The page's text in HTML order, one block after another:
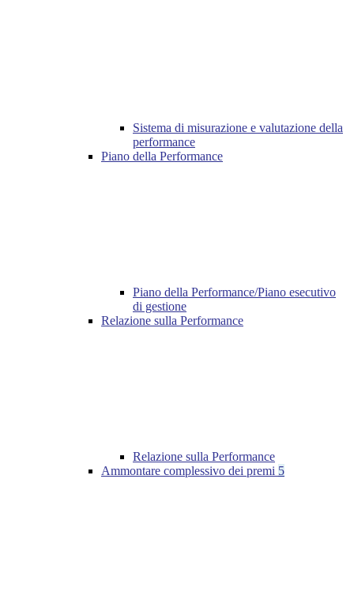
Sistema di misurazione e valutazione della
performance
Piano della Performance
Piano della Performance/Piano esecutivo
di gestione
Relazione sulla Performance
Relazione sulla Performance
Ammontare complessivo dei premi 5